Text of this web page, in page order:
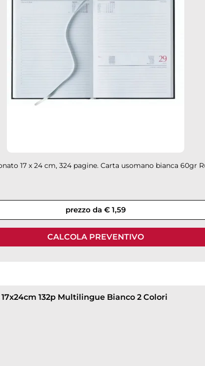
17 x 24 cm, 324 pagine. Carta usomano bianca 60gr
prezzo da € 1,59
CALCOLA PREVENTIVO
132p Multilingue Bianco 2 Colori